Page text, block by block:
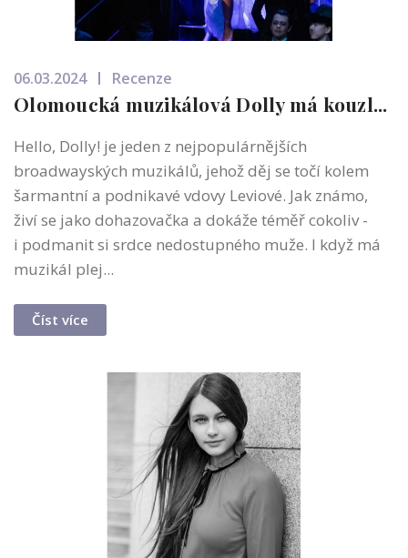
06.03.2024 Recenze
Olomoucká muzikálová Dolly má kouzl...
Hello, Dolly! je jeden z nejpopulárnějších
broadwayských muzikálů, jehož děj se točí kolem
šarmantní a podnikavé vdovy Leviové. Jak známo,
živí se jako dohazovačka a dokáže téměř cokoliv -
i podmanit si srdce nedostupného muže. I když má
muzikál plej...
Číst více